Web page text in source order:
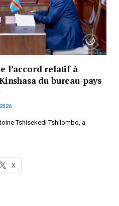
l’accord relatif à
du bureau-pays
Tshisekedi Tshilombo, a
X